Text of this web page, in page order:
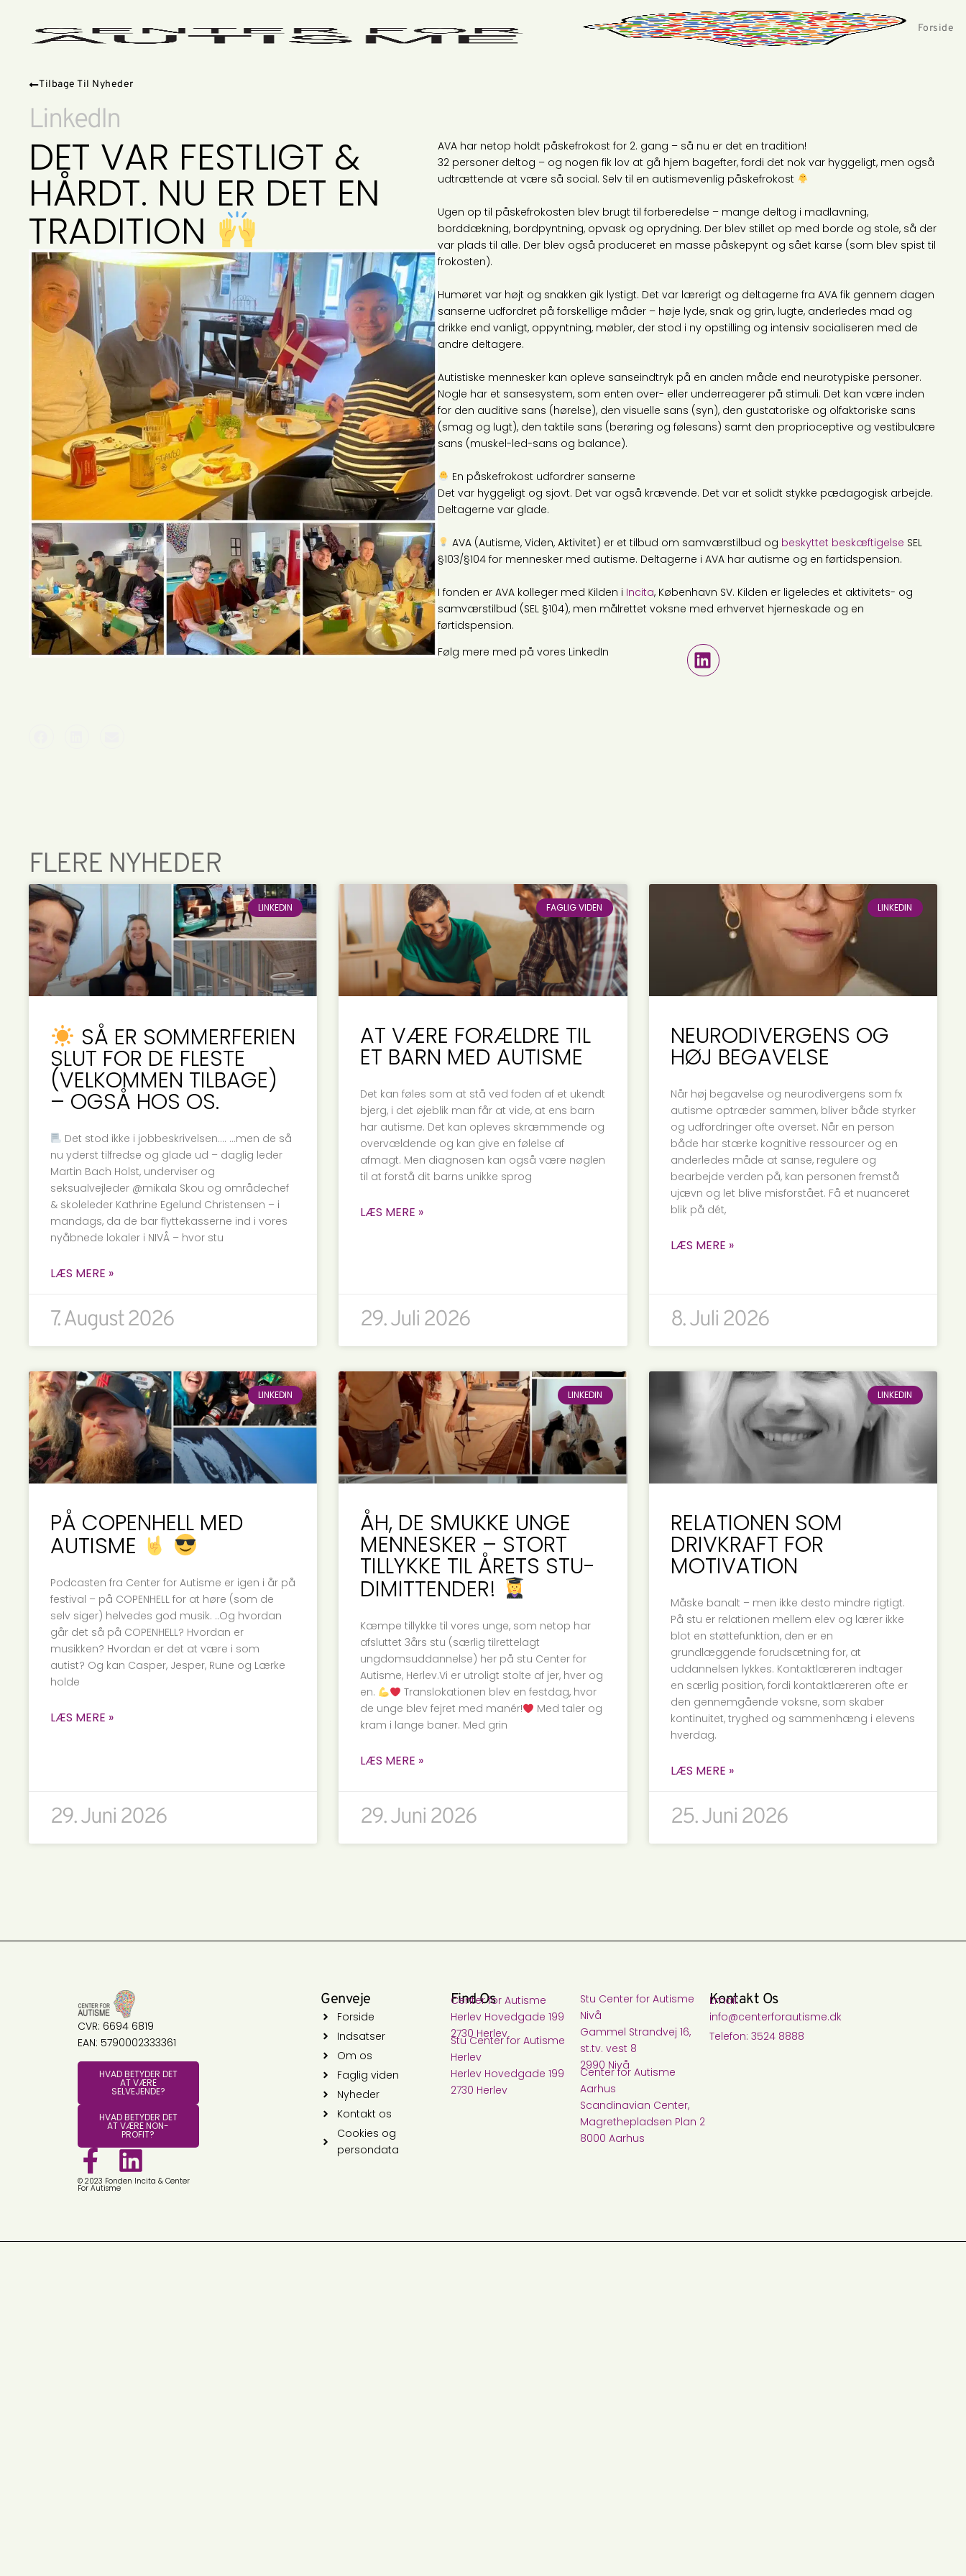
Forside
Tilbage Til Nyheder
LinkedIn
DET VAR FESTLIGT &
HÅRDT. NU ER DET EN
TRADITION
AVA har netop holdt påskefrokost for 2. gang – så nu er det en tradition!
32 personer deltog – og nogen fik lov at gå hjem bagefter, fordi det nok var hyggeligt, men også
udtrættende at være så social. Selv til en autismevenlig påskefrokost
Ugen op til påskefrokosten blev brugt til forberedelse – mange deltog i madlavning,
borddækning, bordpyntning, opvask og oprydning. Der blev stillet op med borde og stole, så der
var plads til alle. Der blev også produceret en masse påskepynt og sået karse (som blev spist til
frokosten).
Humøret var højt og snakken gik lystigt. Det var lærerigt og deltagerne fra AVA fik gennem dagen
sanserne udfordret på forskellige måder – høje lyde, snak og grin, lugte, anderledes mad og
drikke end vanligt, oppyntning, møbler, der stod i ny opstilling og intensiv socialiseren med de
andre deltagere.
Autistiske mennesker kan opleve sanseindtryk på en anden måde end neurotypiske personer.
Nogle har et sansesystem, som enten over- eller underreagerer på stimuli. Det kan være inden
for den auditive sans (hørelse), den visuelle sans (syn), den gustatoriske og olfaktoriske sans
(smag og lugt), den taktile sans (berøring og følesans) samt den proprioceptive og vestibulære
sans (muskel-led-sans og balance).
En påskefrokost udfordrer sanserne
Det var hyggeligt og sjovt. Det var også krævende. Det var et solidt stykke pædagogisk arbejde.
Deltagerne var glade.
AVA (Autisme, Viden, Aktivitet) er et tilbud om samværstilbud og beskyttet beskæftigelse SEL
§103/§104 for mennesker med autisme. Deltagerne i AVA har autisme og en førtidspension.
I fonden er AVA kolleger med Kilden i Incita, København SV. Kilden er ligeledes et aktivitets- og
samværstilbud (SEL §104), men målrettet voksne med erhvervet hjerneskade og en
førtidspension.
Følg mere med på vores LinkedIn
FLERE NYHEDER
LINKEDIN
SÅ ER SOMMERFERIEN
SLUT FOR DE FLESTE
(VELKOMMEN TILBAGE)
– OGSÅ HOS OS.
Det stod ikke i jobbeskrivelsen…. …men de så
nu yderst tilfredse og glade ud – daglig leder
Martin Bach Holst, underviser og
seksualvejleder @mikala Skou og områdechef
& skoleleder Kathrine Egelund Christensen – i
mandags, da de bar flyttekasserne ind i vores
nyåbnede lokaler i NIVÅ – hvor stu
LÆS MERE »
7. August 2026
FAGLIG VIDEN
AT VÆRE FORÆLDRE TIL
ET BARN MED AUTISME
Det kan føles som at stå ved foden af et ukendt
bjerg, i det øjeblik man får at vide, at ens barn
har autisme. Det kan opleves skræmmende og
overvældende og kan give en følelse af
afmagt. Men diagnosen kan også være nøglen
til at forstå dit barns unikke sprog
LÆS MERE »
29. Juli 2026
LINKEDIN
NEURODIVERGENS OG
HØJ BEGAVELSE
Når høj begavelse og neurodivergens som fx
autisme optræder sammen, bliver både styrker
og udfordringer ofte overset. Når en person
både har stærke kognitive ressourcer og en
anderledes måde at sanse, regulere og
bearbejde verden på, kan personen fremstå
ujævn og let blive misforstået. Få et nuanceret
blik på dét,
LÆS MERE »
8. Juli 2026
LINKEDIN
PÅ COPENHELL MED
AUTISME
Podcasten fra Center for Autisme er igen i år på
festival – på COPENHELL for at høre (som de
selv siger) helvedes god musik. ..Og hvordan
går det så på COPENHELL? Hvordan er
musikken? Hvordan er det at være i som
autist? Og kan Casper, Jesper, Rune og Lærke
holde
LÆS MERE »
29. Juni 2026
LINKEDIN
ÅH, DE SMUKKE UNGE
MENNESKER – STORT
TILLYKKE TIL ÅRETS STU-
DIMITTENDER!
Kæmpe tillykke til vores unge, som netop har
afsluttet 3års stu (særlig tilrettelagt
ungdomsuddannelse) her på stu Center for
Autisme, Herlev.Vi er utroligt stolte af jer, hver og
en.
Translokationen blev en festdag, hvor
de unge blev fejret med manér!
Med taler og
kram i lange baner. Med grin
LÆS MERE »
29. Juni 2026
LINKEDIN
RELATIONEN SOM
DRIVKRAFT FOR
MOTIVATION
Måske banalt – men ikke desto mindre rigtigt.
På stu er relationen mellem elev og lærer ikke
blot en støttefunktion, den er en
grundlæggende forudsætning for, at
uddannelsen lykkes. Kontaktlæreren indtager
en særlig position, fordi kontaktlæreren ofte er
den gennemgående voksne, som skaber
kontinuitet, tryghed og sammenhæng i elevens
hverdag.
LÆS MERE »
25. Juni 2026
CVR: 6694 6819
EAN: 5790002333361
HVAD BETYDER DET
AT VÆRE
SELVEJENDE?
HVAD BETYDER DET
AT VÆRE NON-
PROFIT?
© 2023 Fonden Incita & Center
For Autisme
Genveje
Forside
Indsatser
Om os
Faglig viden
Nyheder
Kontakt os
Cookies og
persondata
Find Os
Center for Autisme​
Herlev Hovedgade 199
2730 Herlev
Stu Center for Autisme​
Herlev
Herlev Hovedgade 199
2730 Herlev
Stu Center for Autisme
Nivå​
Gammel Strandvej 16,
st.tv. vest 8
2990 Nivå
Center for Autisme
Aarhus
Scandinavian Center,
Magrethepladsen Plan 2
8000 Aarhus
Kontakt Os
Email:
info@centerforautisme.dk
Telefon: 3524 8888